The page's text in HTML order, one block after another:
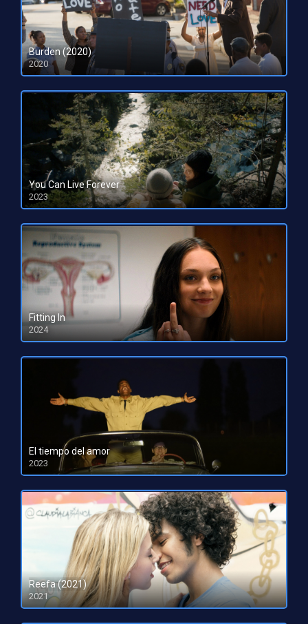
Burden (2020)
2020
HD 720p
You Can Live Forever
2023
HD 1080pHD 720p
Fitting In
2024
HD 1080pHD 720p
El tiempo del amor
2023
HD 1080pHD 720p
Reefa (2021)
2021
HD 1080pHD 720p